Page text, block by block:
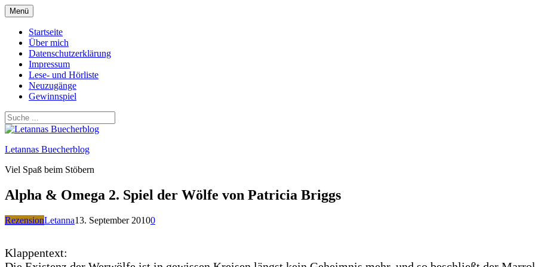
Zum
Inhalt
springen
Menü
Startseite
Über mich
Datenschutzerklärung
Impressum
Lese- und Hörliste
Neuzugänge
Gewinnspiel
Letannas Buecherblog
Viel Spaß beim Stöbern
Alpha & Omega 2. Spiel der Wölfe von Patricia Briggs
RezensionLetanna13. September 20100
Klappentext: